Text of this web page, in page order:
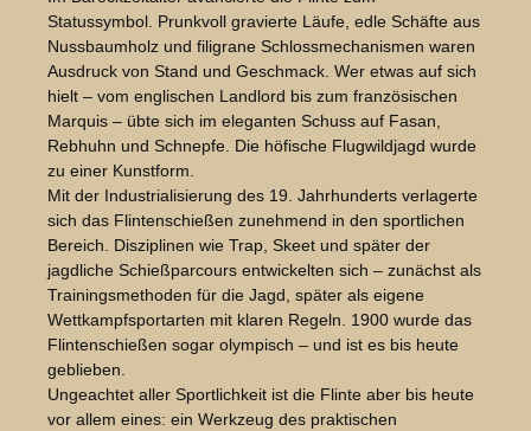
Statussymbol. Prunkvoll gravierte Läufe, edle Schäfte aus
Nussbaumholz und filigrane Schlossmechanismen waren
Ausdruck von Stand und Geschmack. Wer etwas auf sich
hielt – vom englischen Landlord bis zum französischen
Marquis – übte sich im eleganten Schuss auf Fasan,
Rebhuhn und Schnepfe. Die höfische Flugwildjagd wurde
zu einer Kunstform.
Mit der Industrialisierung des 19. Jahrhunderts verlagerte
sich das Flintenschießen zunehmend in den sportlichen
Bereich. Disziplinen wie Trap, Skeet und später der
jagdliche Schießparcours entwickelten sich – zunächst als
Trainingsmethoden für die Jagd, später als eigene
Wettkampfsportarten mit klaren Regeln. 1900 wurde das
Flintenschießen sogar olympisch – und ist es bis heute
geblieben.
Ungeachtet aller Sportlichkeit ist die Flinte aber bis heute
vor allem eines: ein Werkzeug des praktischen